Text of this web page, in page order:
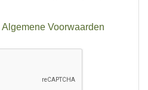
Algemene Voorwaarden